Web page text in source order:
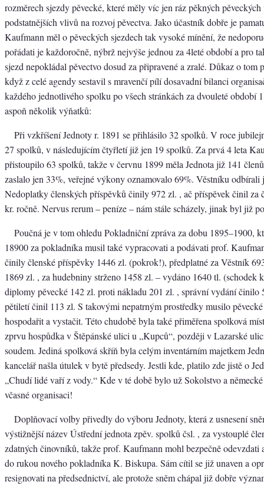
rozměrech sjezdy pěvecké, které měly víc jen ráz pěkných
podstatnějších vlivů na rozvoj pěvectva. Jako účastník dobře je
Kaufmann měl o pěveckých sjezdech tak vysoké mínění, že
pořádati je každoročně, nýbrž nejvýše jednou za 4leté období a pro
sjezd nepokládal pěvectvo dosud za připravené a zralé. Důkaz o tom
když z celé agendy sestavil s mravenčí pílí dosavadní bilanci
každého jednotlivého spolku po všech stránkách za dvouleté období
aspoň několik výňatků:
Při vzkříšení Jednoty r. 1891 se přihlásilo 32 spolků. V roce
27 spolků, v následujícím čtyřletí již jen 19 spolků. Za prvá 4 leta
přistoupilo 63 spolků, takže v červnu 1899 měla Jednota již 141
zaslalo jen 33%, veřejné výkony oznamovalo 69%. Věstníku odbírali
Nedoplatky členských příspěvků činily 972 zl. , ač příspěvek činil za
kr. ročně. Nervus rerum – peníze – nám stále scházely, jinak byl již
Poučná je v tom ohledu Pokladniční zpráva za dobu 1895–1900,
18900 za pokladníka musil také vypracovati a podávati prof.
činily členské příspěvky 1446 zl. (pokrok!), předplatné za Věstník
1869 zl. , za hudebniny strženo 1458 zl. – vydáno 1640 tl. (schodek
diplomy pěvecké 142 zl. proti nákladu 201 zl. , správní vydání činilo
pětiletí činil 113 zl. S takovými nepatrným prostředky musilo
hospodařit a vystačit. Této chudobě byla také přiměřena spolková
zprvu hospůdka v Štěpánské ulici u „Kupců“, později v Lazarské
soudem. Jediná spolková skříň byla celým inventárním majetkem
kancelář našla útulek v bytě předsedy. Jestli kde, platilo zde jistě o
„Chudí lidé vaří z vody.“ Kde v té době bylo už Sokolstvo a
včasné organisaci!
Doplňovací volby přivedly do výboru Jednoty, která z usnesení
výstižnější název Ústřední jednota zpěv. spolků čsl. , za vystouplé
zdatných činovníků, takže prof. Kaufmann mohl bezpečně odevzdati
do rukou nového pokladníka K. Biskupa. Sám cítil se již unaven a
resignovati na předsednictví, ale protože sněm chápal již dobře